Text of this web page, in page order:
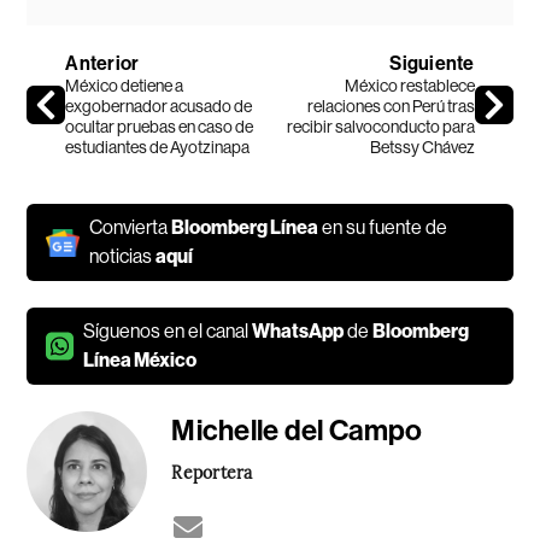
Anterior
México detiene a
exgobernador acusado de
ocultar pruebas en caso de
estudiantes de Ayotzinapa
Siguiente
México restablece
relaciones con Perú tras
recibir salvoconducto para
Betssy Chávez
Convierta Bloomberg Líneaen su fuente de
noticiasaquí
Síguenos en el canalWhatsAppde Bloomberg
Línea México
Michelle del Campo
Reportera